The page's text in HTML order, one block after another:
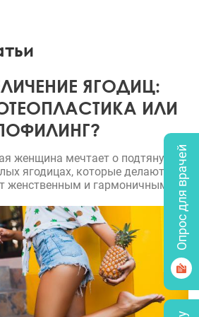
ЯГОДИЦ:
ИЛИ
женщина мечтает о подтянутых,
ягодицах, которые делают
женственным и гармоничным.
Опрос для врачей